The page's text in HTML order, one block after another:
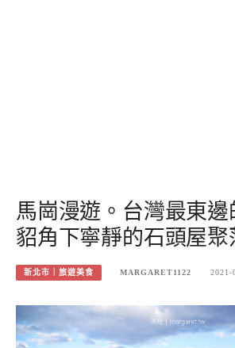
馬崗漫遊。台灣最東
貂角下寧靜的石頭屋聚
新北市｜旅遊美食 MARGARET1122 2021-